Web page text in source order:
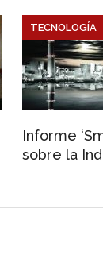
Informe
sobre la
TECNOLOGÍA